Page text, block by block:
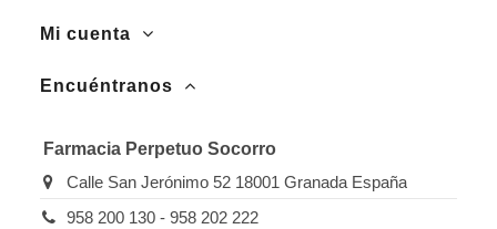
Mi cuenta
Encuéntranos
Farmacia Perpetuo Socorro
Calle San Jerónimo 52 18001 Granada España
958 200 130 - 958 202 222